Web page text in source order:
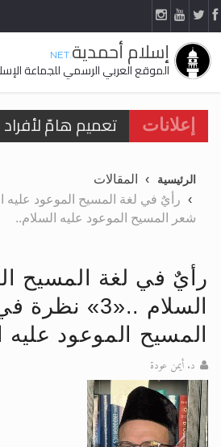
إسلام أحمدية.NET
الموقع العربي الرسمي للجماعة
إعلانات
تعميم هامّ
اقرأ هذا
الحجّ.. دلالات،
اقرأ هذا
الحجّ.. دلالات،
الرئيسية
المقالات
شعر المسيح الموعود عليه السلام..
رأيٌ في لغة المسيح
السلام ..«3»
المسيح الموعود عليه
د. أيمن عودة